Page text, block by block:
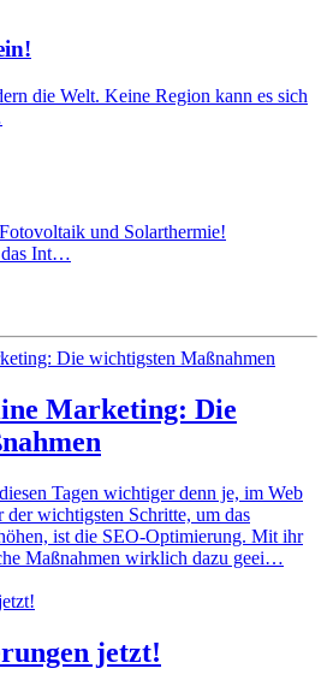
die Welt. Keine Region kann es sich
und Solarthermie!
das Int…
Marketing: Die
Tagen wichtiger denn je, im Web
wichtigsten Schritte, um das
ist die SEO-Optimierung. Mit ihr
Maßnahmen wirklich dazu geei…
jetzt!